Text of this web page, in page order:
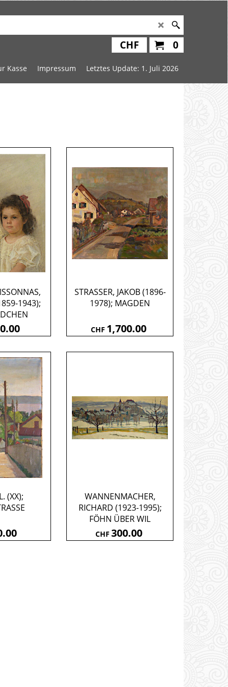
0
CHF
Kasse Impressum Letztes Update: 1. Juli 2026
1943);
STRASSER, JAKOB (1896-
1978); MAGDEN
CHF 1,700.00
(XX);
WANNENMACHER,
RICHARD (1923-1995);
FÖHN ÜBER WIL
CHF 300.00